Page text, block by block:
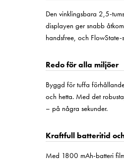
Den vinklingsbara 2,5-
displayen ger snabb
handsfree, och
Redo för alla miljöer
Byggd för tuffa
och hetta. Med det
– på några sekunder.
Kraftfull batteritid
Med 1800 mAh-batteri